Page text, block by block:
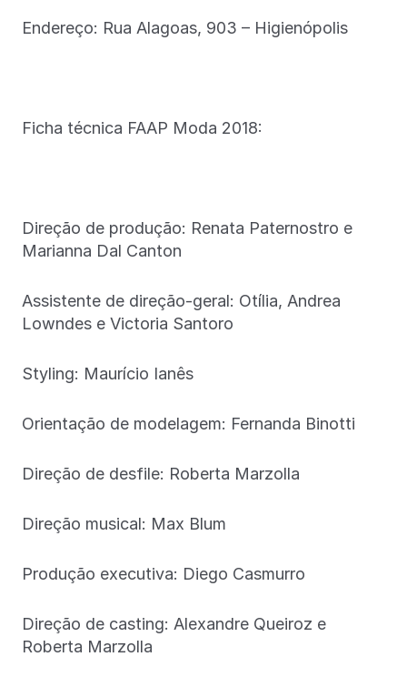
Endereço: Rua Alagoas, 903 – Higienópolis
Ficha técnica FAAP Moda 2018:
Direção de produção: Renata Paternostro e
Marianna Dal Canton
Assistente de direção-geral: Otília, Andrea
Lowndes e Victoria Santoro
Styling: Maurício Ianês
Orientação de modelagem: Fernanda Binotti
Direção de desfile: Roberta Marzolla
Direção musical: Max Blum
Produção executiva: Diego Casmurro
Direção de casting: Alexandre Queiroz e
Roberta Marzolla